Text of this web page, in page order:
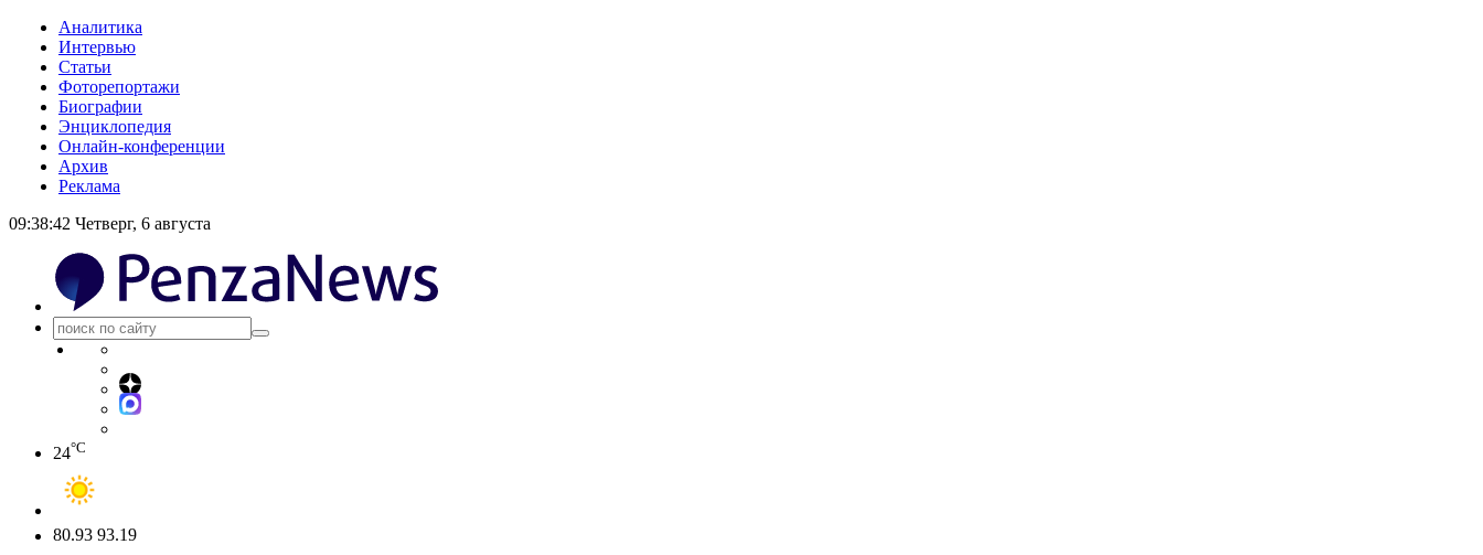
Аналитика
Интервью
Статьи
Фоторепортажи
Биографии
Энциклопедия
Онлайн-конференции
Архив
Реклама
09:38:42 Четверг, 6 августа
24°C
80.93 93.19